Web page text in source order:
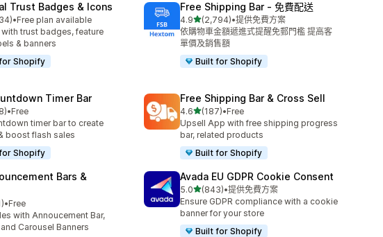
Trust Badges & Icons
顆星
則評價
•Free plan available
trust badges, feature
& banners
Shopify
Free Shipping Bar ‑ 免費配送
4.9滿分 5 顆星
(2,794)
共有 2794 則評價
•提供免費方案
依購物車金額遞進式提醒免郵門檻 提高客
單價及銷售額
Built for Shopify
Timer Bar
顆星
評價
•Free
timer bar to create
boost flash sales
Shopify
Free Shipping Bar & Cross Sell
4.6滿分 5 顆星
(187)
共有 187 則評價
•Free
Upsell App with free shipping progress
bar, related products
Built for Shopify
Bars &
顆星
評價
•Free
with Annoucement Bar,
Carousel Banners
Avada EU GDPR Cookie Consent
5.0滿分 5 顆星
(843)
共有 843 則評價
•提供免費方案
Ensure GDPR compliance with a cookie
banner for your store
Built for Shopify